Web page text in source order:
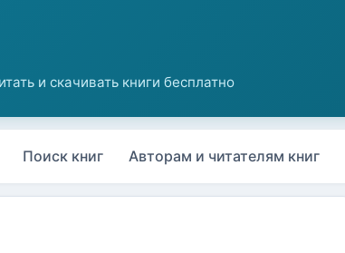
Поиск книг Авторам и читателям книг